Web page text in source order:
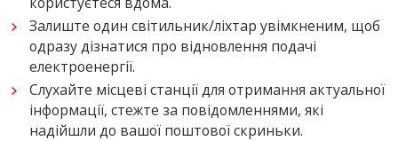
Залиште один світильник/ліхтар увімкненим, щоб
одразу дізнатися про відновлення подачі
електроенергії.
Слухайте місцеві станції для отримання актуальної
інформації, стежте за повідомленнями, які
надійшли до вашої поштової скриньки.